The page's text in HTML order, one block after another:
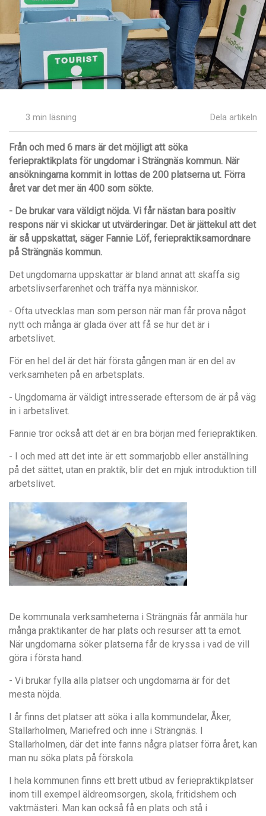
3 min läsning Dela artikeln
Från och med 6 mars är det möjligt att söka
feriepraktikplats för ungdomar i Strängnäs kommun. När
ansökningarna kommit in lottas de 200 platserna ut. Förra
året var det mer än 400 som sökte.
- De brukar vara väldigt nöjda. Vi får nästan bara positiv
respons när vi skickar ut utvärderingar. Det är jättekul att det
är så uppskattat, säger Fannie Löf, feriepraktiksamordnare
på Strängnäs kommun.
Det ungdomarna uppskattar är bland annat att skaffa sig
arbetslivserfarenhet och träffa nya människor.
- Ofta utvecklas man som person när man får prova något
nytt och många är glada över att få se hur det är i
arbetslivet.
För en hel del är det här första gången man är en del av
verksamheten på en arbetsplats.
- Ungdomarna är väldigt intresserade eftersom de är på väg
in i arbetslivet.
Fannie tror också att det är en bra början med feriepraktiken.
- I och med att det inte är ett sommarjobb eller anställning
på det sättet, utan en praktik, blir det en mjuk introduktion till
arbetslivet.
De kommunala verksamheterna i Strängnäs får anmäla hur
många praktikanter de har plats och resurser att ta emot.
När ungdomarna söker platserna får de kryssa i vad de vill
göra i första hand.
- Vi brukar fylla alla platser och ungdomarna är för det
mesta nöjda.
I år finns det platser att söka i alla kommundelar, Åker,
Stallarholmen, Mariefred och inne i Strängnäs. I
Stallarholmen, där det inte fanns några platser förra året, kan
man nu söka plats på förskola.
I hela kommunen finns ett brett utbud av feriepraktikplatser
inom till exempel äldreomsorgen, skola, fritidshem och
vaktmästeri. Man kan också få en plats och stå i